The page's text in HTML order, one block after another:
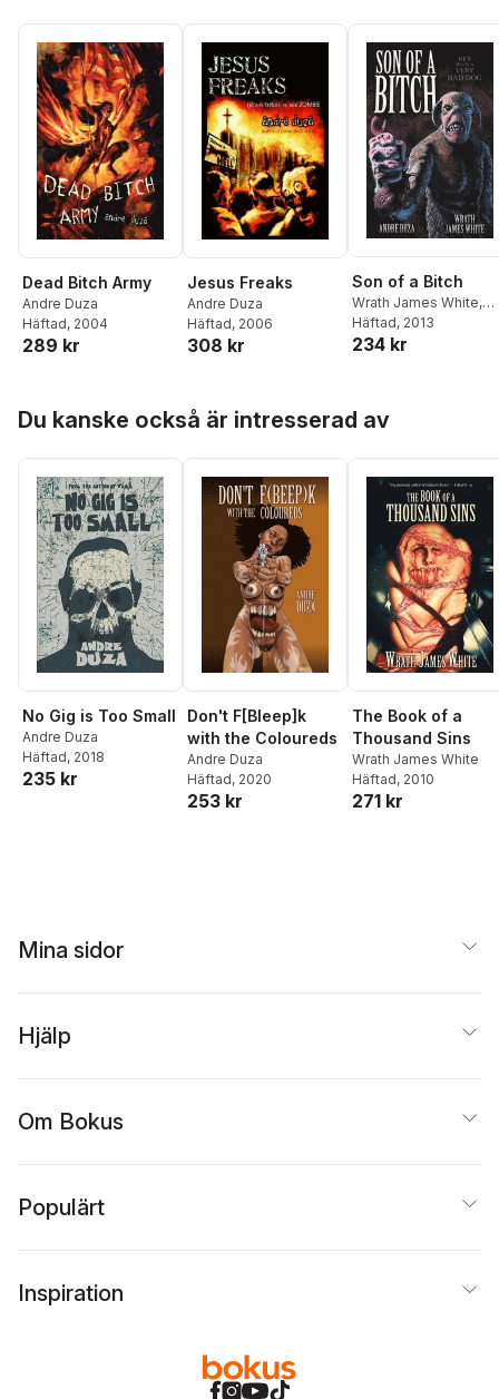
Dead Bitch Army
Andre Duza
Häftad, 2004
289 kr
Jesus Freaks
Andre Duza
Häftad, 2006
308 kr
Son of a Bitch
Wrath James White,
Andre Duza
Häftad, 2013
234 kr
Du kanske också är intresserad av
No Gig is Too Small
Andre Duza
Häftad, 2018
235 kr
Don't F[Bleep]k
with the Coloureds
Andre Duza
Häftad, 2020
253 kr
The Book of a
Thousand Sins
Wrath James White
Häftad, 2010
271 kr
Mina sidor
Hjälp
Om Bokus
Populärt
Inspiration